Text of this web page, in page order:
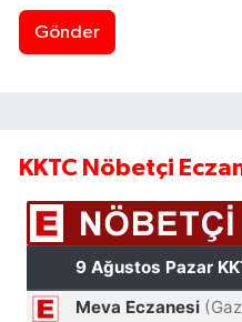
Gönder
KKTC Nöbetçi